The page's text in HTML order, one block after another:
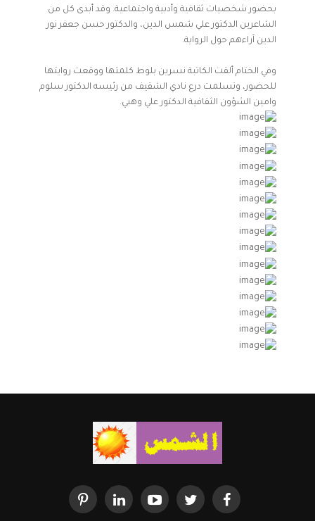
بحضور شخصيات ثقافية وأدبية واجتماعية. وقد أبدى كل من
الشاعرين الدكتور علي شمس الدين، والدكتور حسن جعفر نور
الدين آراءهم حول الرواية.
وفي الختام ألقت الكاتبة نسرين بلوط كلمتها ووقعت روايتها
للحضور، وتسلمت درع نادي الشقيف من رئيسه الدكتور سلوم
وامين الشؤون الثقافية الدكتور علي وهبي.